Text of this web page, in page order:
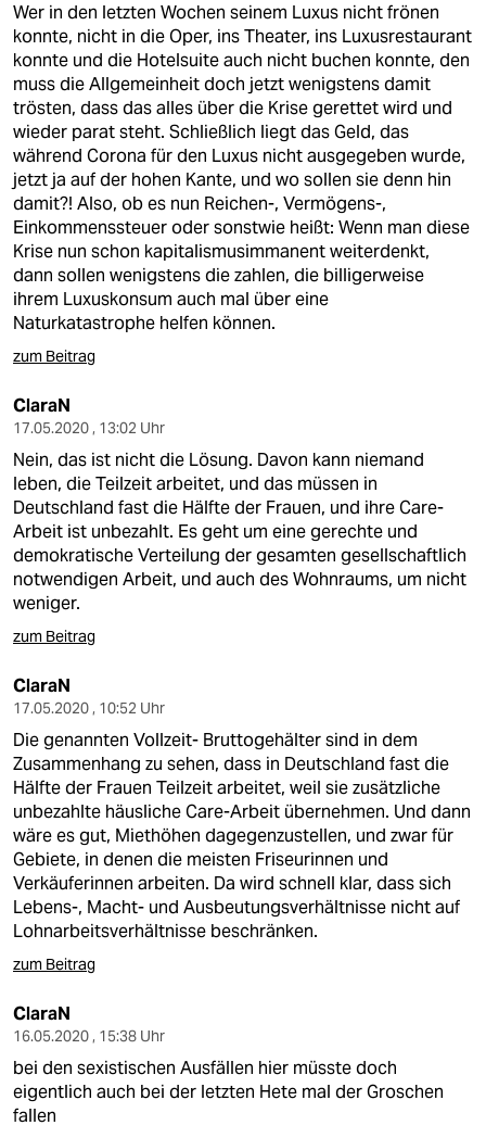
Wer in den letzten Wochen seinem Luxus nicht frönen
konnte, nicht in die Oper, ins Theater, ins Luxusrestaurant
konnte und die Hotelsuite auch nicht buchen konnte, den
muss die Allgemeinheit doch jetzt wenigstens damit
trösten, dass das alles über die Krise gerettet wird und
wieder parat steht. Schließlich liegt das Geld, das
während Corona für den Luxus nicht ausgegeben wurde,
jetzt ja auf der hohen Kante, und wo sollen sie denn hin
damit?! Also, ob es nun Reichen-, Vermögens-,
Einkommenssteuer oder sonstwie heißt: Wenn man diese
Krise nun schon kapitalismusimmanent weiterdenkt,
dann sollen wenigstens die zahlen, die billigerweise
ihrem Luxuskonsum auch mal über eine
Naturkatastrophe helfen können.
zum Beitrag
ClaraN
17.05.2020 , 13:02 Uhr
Nein, das ist nicht die Lösung. Davon kann niemand
leben, die Teilzeit arbeitet, und das müssen in
Deutschland fast die Hälfte der Frauen, und ihre Care-
Arbeit ist unbezahlt. Es geht um eine gerechte und
demokratische Verteilung der gesamten gesellschaftlich
notwendigen Arbeit, und auch des Wohnraums, um nicht
weniger.
zum Beitrag
ClaraN
17.05.2020 , 10:52 Uhr
Die genannten Vollzeit- Bruttogehälter sind in dem
Zusammenhang zu sehen, dass in Deutschland fast die
Hälfte der Frauen Teilzeit arbeitet, weil sie zusätzliche
unbezahlte häusliche Care-Arbeit übernehmen. Und dann
wäre es gut, Miethöhen dagegenzustellen, und zwar für
Gebiete, in denen die meisten Friseurinnen und
Verkäuferinnen arbeiten. Da wird schnell klar, dass sich
Lebens-, Macht- und Ausbeutungsverhältnisse nicht auf
Lohnarbeitsverhältnisse beschränken.
zum Beitrag
ClaraN
16.05.2020 , 15:38 Uhr
bei den sexistischen Ausfällen hier müsste doch
eigentlich auch bei der letzten Hete mal der Groschen
fallen